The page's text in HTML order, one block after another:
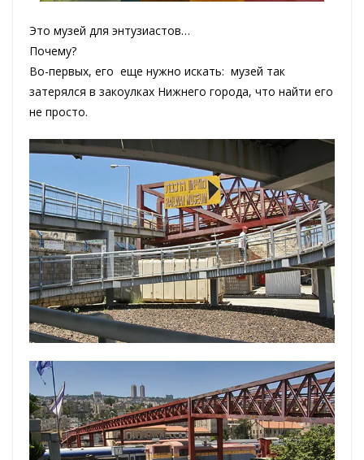
Это музей для энтузиастов…
Почему?
Во-первых, его еще нужно искать: музей так
затерялся в закоулках Нижнего города, что найти его
не просто.